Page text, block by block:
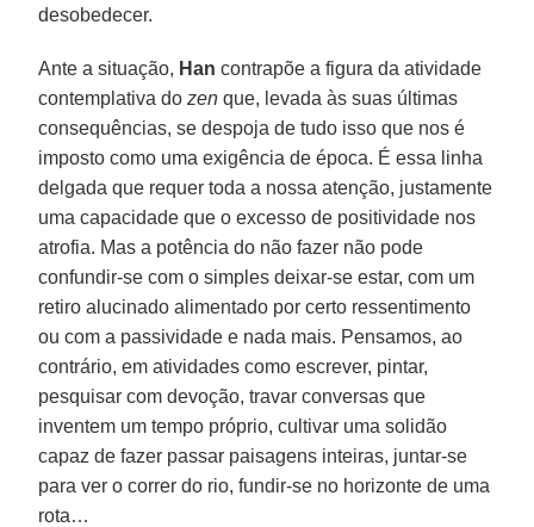
desobedecer.
Ante a situação, Han contrapõe a figura da atividade
contemplativa dozen que, levada às suas últimas
consequências, se despoja de tudo isso que nos é
imposto como uma exigência de época. É essa linha
delgada que requer toda a nossa atenção, justamente
uma capacidade que o excesso de positividade nos
atrofia. Mas a potência do não fazer não pode
confundir-se com o simples deixar-se estar, com um
retiro alucinado alimentado por certo ressentimento
ou com a passividade e nada mais. Pensamos, ao
contrário, em atividades como escrever, pintar,
pesquisar com devoção, travar conversas que
inventem um tempo próprio, cultivar uma solidão
capaz de fazer passar paisagens inteiras, juntar-se
para ver o correr do rio, fundir-se no horizonte de uma
rota…